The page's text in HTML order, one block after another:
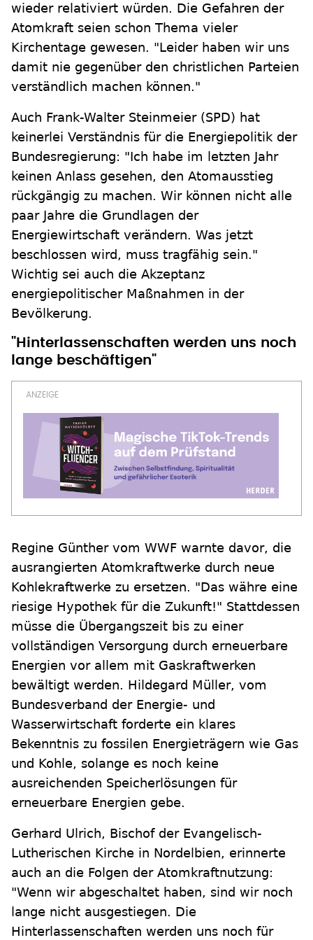
wieder relativiert würden. Die Gefahren der
Atomkraft seien schon Thema vieler
Kirchentage gewesen. "Leider haben wir uns
damit nie gegenüber den christlichen Parteien
verständlich machen können."
Auch Frank-Walter Steinmeier (SPD) hat
keinerlei Verständnis für die Energiepolitik der
Bundesregierung: "Ich habe im letzten Jahr
keinen Anlass gesehen, den Atomausstieg
rückgängig zu machen. Wir können nicht alle
paar Jahre die Grundlagen der
Energiewirtschaft verändern. Was jetzt
beschlossen wird, muss tragfähig sein."
Wichtig sei auch die Akzeptanz
energiepolitischer Maßnahmen in der
Bevölkerung.
"Hinterlassenschaften werden uns noch
lange beschäftigen"
Regine Günther vom WWF warnte davor, die
ausrangierten Atomkraftwerke durch neue
Kohlekraftwerke zu ersetzen. "Das währe eine
riesige Hypothek für die Zukunft!" Stattdessen
müsse die Übergangszeit bis zu einer
vollständigen Versorgung durch erneuerbare
Energien vor allem mit Gaskraftwerken
bewältigt werden. Hildegard Müller, vom
Bundesverband der Energie- und
Wasserwirtschaft forderte ein klares
Bekenntnis zu fossilen Energieträgern wie Gas
und Kohle, solange es noch keine
ausreichenden Speicherlösungen für
erneuerbare Energien gebe.
Gerhard Ulrich, Bischof der Evangelisch-
Lutherischen Kirche in Nordelbien, erinnerte
auch an die Folgen der Atomkraftnutzung:
"Wenn wir abgeschaltet haben, sind wir noch
lange nicht ausgestiegen. Die
Hinterlassenschaften werden uns noch für